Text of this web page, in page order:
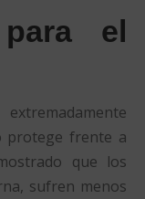
para el
protege frente a
que los
sufren menos